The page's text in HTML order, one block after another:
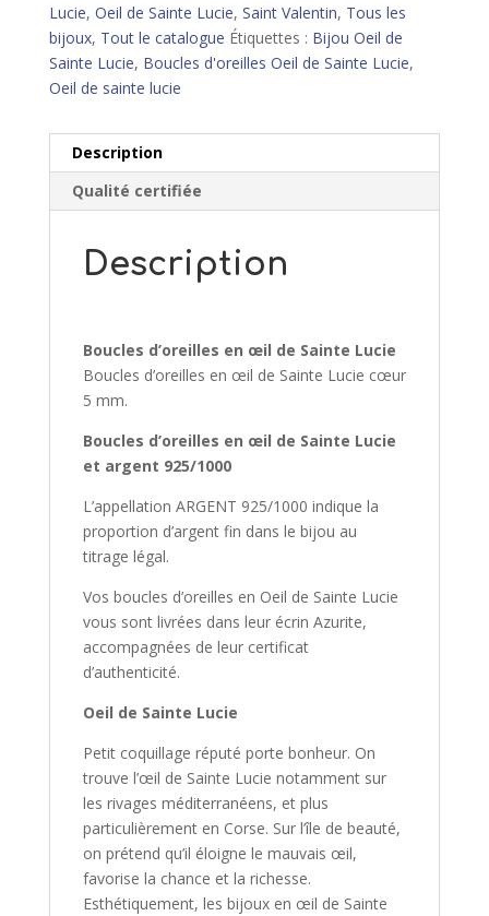
Lucie, Oeil de Sainte Lucie, Saint Valentin, Tous les
bijoux, Tout le catalogue Étiquettes : Bijou Oeil de
Sainte Lucie, Boucles d'oreilles Oeil de Sainte Lucie,
Oeil de sainte lucie
Description
Qualité certifiée
Description
Boucles d’oreilles en œil de Sainte Lucie
Boucles d’oreilles en œil de Sainte Lucie cœur
5 mm.
Boucles d’oreilles en œil de Sainte Lucie
et argent 925/1000
L’appellation ARGENT 925/1000 indique la
proportion d’argent fin dans le bijou au
titrage légal.
Vos boucles d’oreilles en Oeil de Sainte Lucie
vous sont livrées dans leur écrin Azurite,
accompagnées de leur certificat
d’authenticité.
Oeil de Sainte Lucie
Petit coquillage réputé porte bonheur. On
trouve l’œil de Sainte Lucie notamment sur
les rivages méditerranéens, et plus
particulièrement en Corse. Sur l’île de beauté,
on prétend qu’il éloigne le mauvais œil,
favorise la chance et la richesse.
Esthétiquement, les bijoux en œil de Sainte